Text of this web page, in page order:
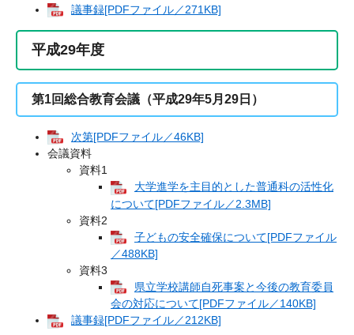
議事録[PDFファイル／271KB]
平成29年度
第1回総合教育会議（平成29年5月29日）
次第[PDFファイル／46KB]
会議資料
資料1
大学進学を主目的とした普通科の活性化
について[PDFファイル／2.3MB]
資料2
子どもの安全確保について[PDFファイル
／488KB]
資料3
県立学校講師自死事案と今後の教育委員
会の対応について[PDFファイル／140KB]
議事録[PDFファイル／212KB]